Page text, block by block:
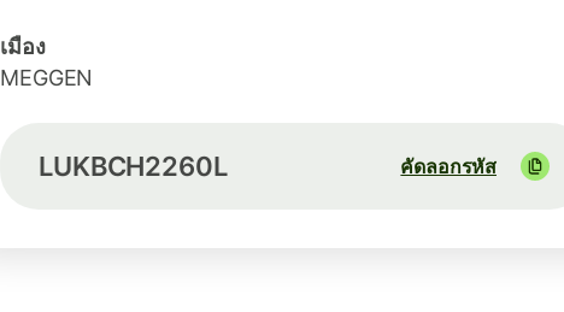
เมือง
MEGGEN
LUKBCH2260L คัดลอกรหัส